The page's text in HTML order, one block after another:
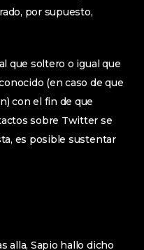
por supuesto,
que soltero o igual que
(en caso de que
con el fin de que
sobre Twitter se
es posible sustentar
alla, Sapio hallo dicho